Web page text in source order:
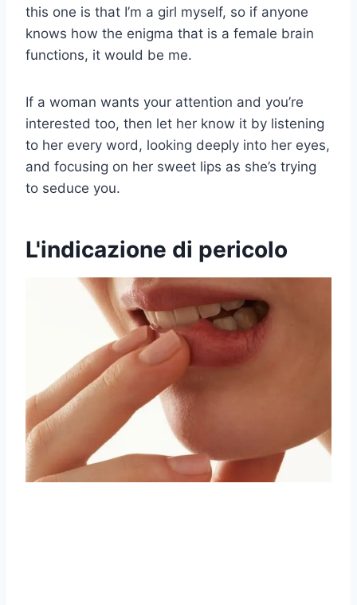
this one is that I’m a girl myself, so if anyone
knows how the enigma that is a female brain
functions, it would be me.
If a woman wants your attention and you’re
interested too, then let her know it by listening
to her every word, looking deeply into her eyes,
and focusing on her sweet lips as she’s trying
to seduce you.
L'indicazione di pericolo